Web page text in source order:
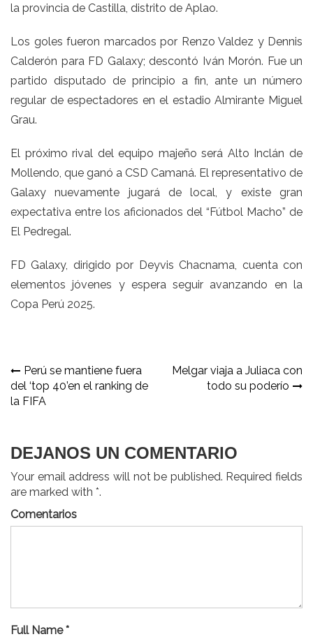
la provincia de Castilla, distrito de Aplao.
Los goles fueron marcados por Renzo Valdez y Dennis
Calderón para FD Galaxy; descontó Iván Morón. Fue un
partido disputado de principio a fin, ante un número
regular de espectadores en el estadio Almirante Miguel
Grau.
El próximo rival del equipo majeño será Alto Inclán de
Mollendo, que ganó a CSD Camaná. El representativo de
Galaxy nuevamente jugará de local, y existe gran
expectativa entre los aficionados del “Fútbol Macho” de
El Pedregal.
FD Galaxy, dirigido por Deyvis Chacnama, cuenta con
elementos jóvenes y espera seguir avanzando en la
Copa Perú 2025.
Navegación
de
Perú se mantiene fuera
del ‘top 40’en el ranking de
la FIFA
Melgar viaja a Juliaca con
todo su poderío
DEJANOS UN COMENTARIO
Your email address will not be published. Required fields
are marked with *.
Comentarios
Full Name *